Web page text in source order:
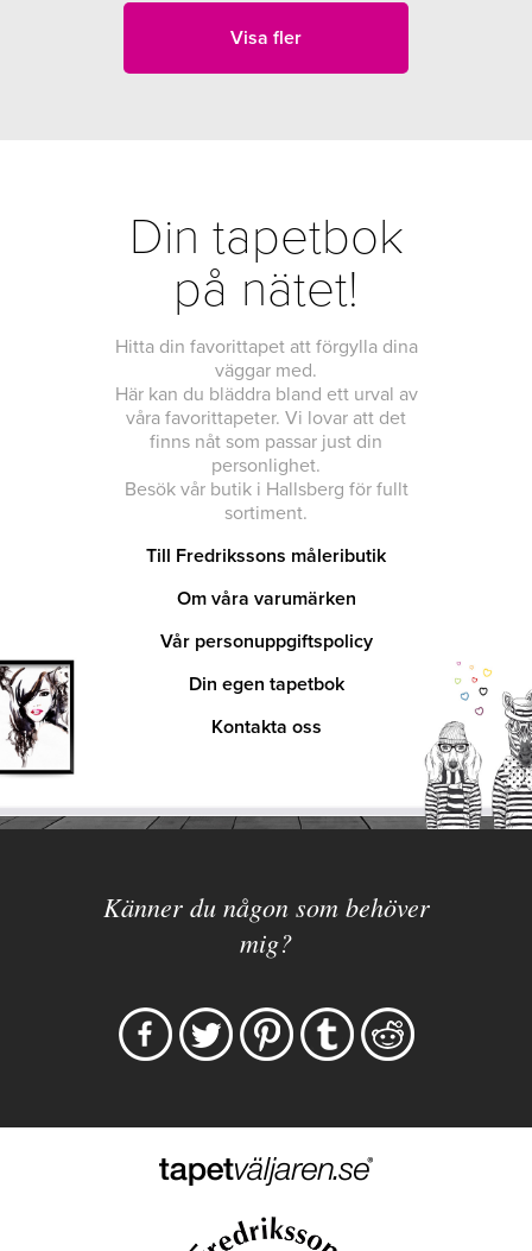
Visa fler
Din tapetbok
på nätet!
Hitta din favorittapet att förgylla dina
väggar med.
Här kan du bläddra bland ett urval av
våra favorittapeter. Vi lovar att det
finns nåt som passar just din
personlighet.
Besök vår butik i Hallsberg för fullt
sortiment.
Till Fredrikssons måleributik
Om våra varumärken
Vår personuppgiftspolicy
Din egen tapetbok
Kontakta oss
Känner du någon som behöver
mig?